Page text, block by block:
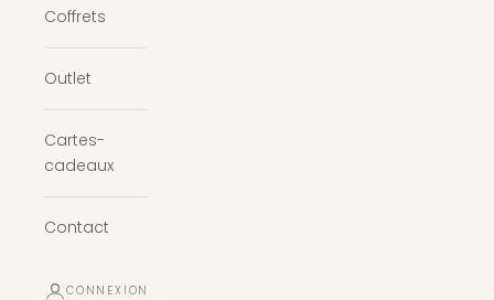
Coffrets
Outlet
Cartes-
cadeaux
Contact
CONNEXION